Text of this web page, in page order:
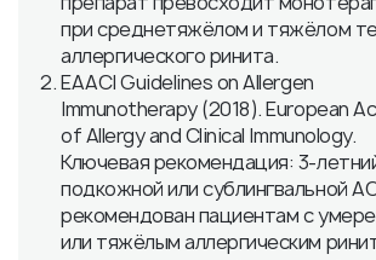
при среднетяжёлом и тяжёлом
аллергического ринита.
EAACI Guidelines on Allergen
Immunotherapy (2018). European
of Allergy and Clinical Immunology.
Ключевая рекомендация: 3-
подкожной или сублингвальной
рекомендован пациентам с
или тяжёлым аллергическим